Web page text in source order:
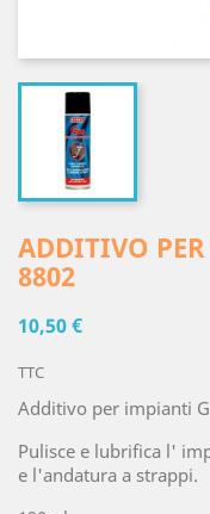
ADDITIVO
8802
10,50 €
TTC
Additivo per impianti
Pulisce e lubrifica l'
e l'andatura a strappi.